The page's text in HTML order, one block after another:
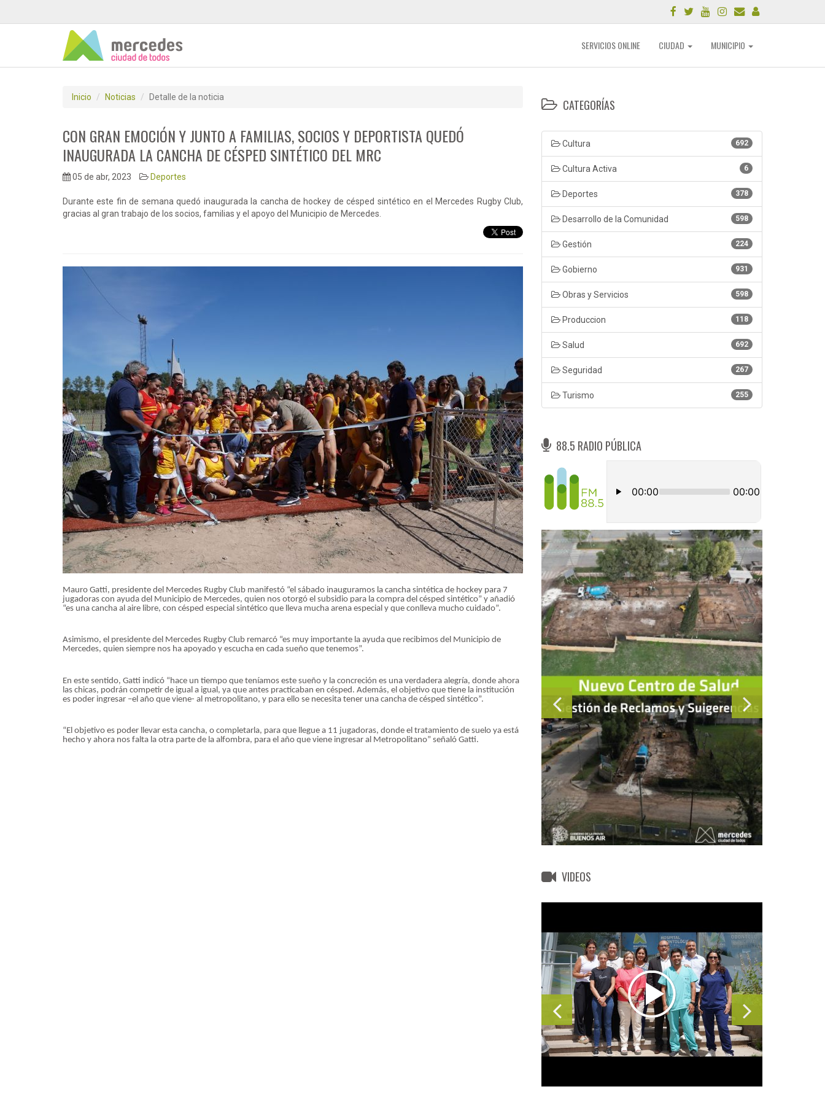
SERVICIOS ONLINE CIUDAD MUNICIPIO
Inicio Noticias Detalle de la noticia
CON GRAN EMOCIÓN Y JUNTO A FAMILIAS, SOCIOS Y DEPORTISTA QUEDÓ
INAUGURADA LA CANCHA DE CÉSPED SINTÉTICO DEL MRC
05 de abr, 2023 Deportes
Durante este fin de semana quedó inaugurada la cancha de hockey de césped sintético en el Mercedes Rugby Club,
gracias al gran trabajo de los socios, familias y el apoyo del Municipio de Mercedes.
Mauro Gatti, presidente del Mercedes Rugby Club manifestó “el sábado inauguramos la cancha sintética de hockey para 7
jugadoras con ayuda del Municipio de Mercedes, quien nos otorgó el subsidio para la compra del césped sintético” y añadió
“es una cancha al aire libre, con césped especial sintético que lleva mucha arena especial y que conlleva mucho cuidado”.
Asimismo, el presidente del Mercedes Rugby Club remarcó “es muy importante la ayuda que recibimos del Municipio de
Mercedes, quien siempre nos ha apoyado y escucha en cada sueño que tenemos”.
En este sentido, Gatti indicó “hace un tiempo que teníamos este sueño y la concreción es una verdadera alegría, donde ahora
las chicas, podrán competir de igual a igual, ya que antes practicaban en césped. Además, el objetivo que tiene la institución
es poder ingresar –el año que viene- al metropolitano, y para ello se necesita tener una cancha de césped sintético”.
“El objetivo es poder llevar esta cancha, o completarla, para que llegue a 11 jugadoras, donde el tratamiento de suelo ya está
hecho y ahora nos falta la otra parte de la alfombra, para el año que viene ingresar al Metropolitano” señaló Gatti.
CATEGORÍAS
692
Cultura
6
Cultura Activa
378
Deportes
598
Desarrollo de la Comunidad
224
Gestión
931
Gobierno
598
Obras y Servicios
118
Produccion
692
Salud
267
Seguridad
255
Turismo
88.5 RADIO PÚBLICA
VIDEOS